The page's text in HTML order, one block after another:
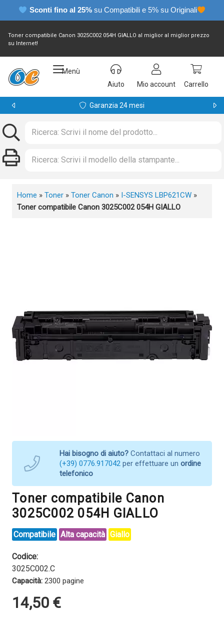
Sconti fino al 25% su Compatibili e 5% su Originali
Toner compatibile Canon 3025C002 054H GIALLO al miglior al miglior prezzo
su Internet!
Menù
Aiuto
Mio account Carrello
Garanzia 24 mesi
Home » Toner » Toner Canon » I-SENSYS LBP621CW »
Toner compatibile Canon 3025C002 054H GIALLO
Hai bisogno di aiuto? Contattaci al numero
(+39) 0776.917042 per effettuare un ordine
telefonico
Toner compatibile Canon
3025C002 054H GIALLO
Compatibile Alta capacità Giallo
Codice:
3025C002.C
Capacità: 2300 pagine
14,50 €